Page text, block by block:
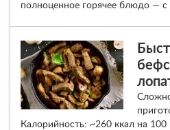
полноценное горячее блюдо —
Калорийность: ~260 ккал на